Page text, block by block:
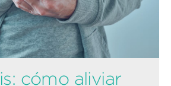
cómo aliviar